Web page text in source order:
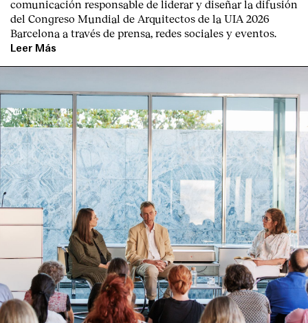
Contacto
comunicación responsable de liderar y diseñar la difusión
del Congreso Mundial de Arquitectos de la UIA 2026
Barcelona a través de prensa, redes sociales y eventos.
Leer Más